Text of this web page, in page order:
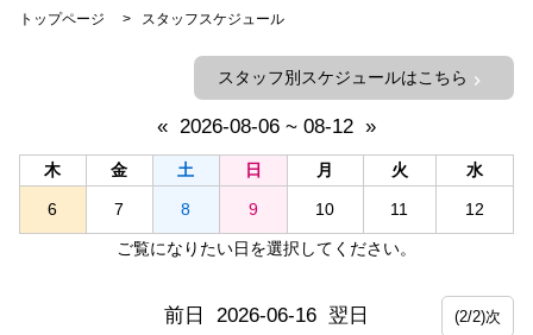
トップページ > スタッフスケジュール
スタッフ別スケジュールはこちら chevron_right
« 2026-08-06 ~ 08-12 »
木 金 土 日 月 火 水
6 7 8 9 10 11 12
ご覧になりたい日を選択してください。
前日 2026-06-16 翌日 (2/2)次